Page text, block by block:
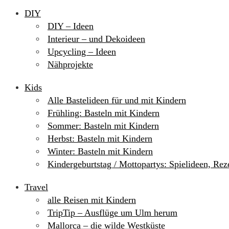
DIY
DIY – Ideen
Interieur – und Dekoideen
Upcycling – Ideen
Nähprojekte
Kids
Alle Bastelideen für und mit Kindern
Frühling: Basteln mit Kindern
Sommer: Basteln mit Kindern
Herbst: Basteln mit Kindern
Winter: Basteln mit Kindern
Kindergeburtstag / Mottopartys: Spielideen,
Travel
alle Reisen mit Kindern
TripTip – Ausflüge um Ulm herum
Mallorca – die wilde Westküste